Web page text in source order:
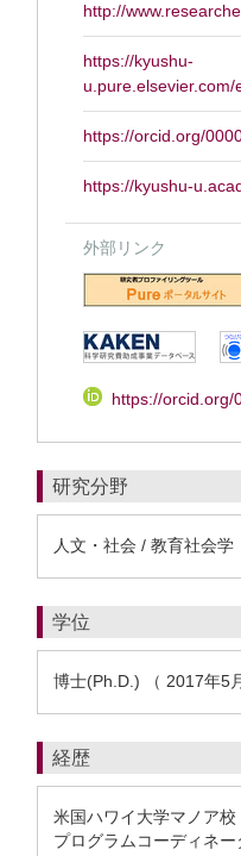
http://
https://kyushu-
https://orcid.org/
https://kyushu-
外部リンク
https://orcid.org/
研究分野
人文・社会 / 教育社会学
学位
博士(Ph.D.) （ 2017年5
経歴
米国ハワイ大学マノア
プログラムコーディネ